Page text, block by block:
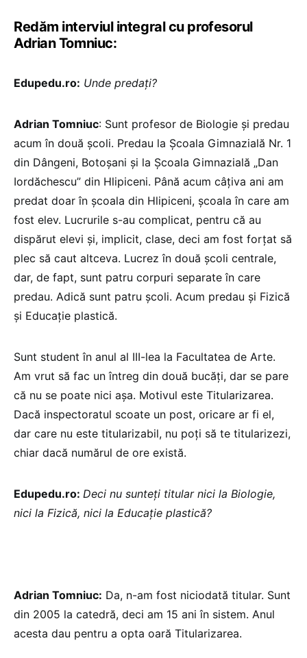
Redăm interviul integral cu profesorul
Adrian Tomniuc:
Edupedu.ro: Unde predați?
Adrian Tomniuc: Sunt profesor de Biologie și predau
acum în două școli. Predau la Școala Gimnazială Nr. 1
din Dângeni, Botoșani și la Școala Gimnazială „Dan
Iordăchescu” din Hlipiceni. Până acum câțiva ani am
predat doar în școala din Hlipiceni, școala în care am
fost elev. Lucrurile s-au complicat, pentru că au
dispărut elevi și, implicit, clase, deci am fost forțat să
plec să caut altceva. Lucrez în două școli centrale,
dar, de fapt, sunt patru corpuri separate în care
predau. Adică sunt patru școli. Acum predau și Fizică
și Educație plastică.
Sunt student în anul al III-lea la Facultatea de Arte.
Am vrut să fac un întreg din două bucăți, dar se pare
că nu se poate nici așa. Motivul este Titularizarea.
Dacă inspectoratul scoate un post, oricare ar fi el,
dar care nu este titularizabil, nu poți să te titularizezi,
chiar dacă numărul de ore există.
Edupedu.ro: Deci nu sunteți titular nici la Biologie,
nici la Fizică, nici la Educație plastică?
Adrian Tomniuc: Da, n-am fost niciodată titular. Sunt
din 2005 la catedră, deci am 15 ani în sistem. Anul
acesta dau pentru a opta oară Titularizarea.